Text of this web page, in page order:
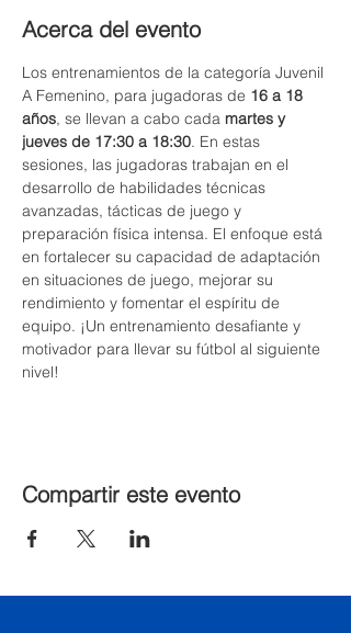
Acerca del evento
Los entrenamientos de la categoría Juvenil
A Femenino, para jugadoras de 16 a 18
años, se llevan a cabo cada martes y
jueves de 17:30 a 18:30. En estas
sesiones, las jugadoras trabajan en el
desarrollo de habilidades técnicas
avanzadas, tácticas de juego y
preparación física intensa. El enfoque está
en fortalecer su capacidad de adaptación
en situaciones de juego, mejorar su
rendimiento y fomentar el espíritu de
equipo. ¡Un entrenamiento desafiante y
motivador para llevar su fútbol al siguiente
nivel!
Compartir este evento